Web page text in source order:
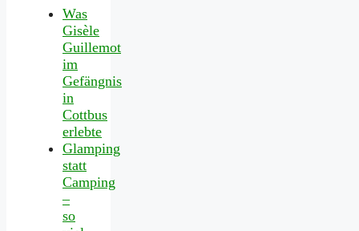
Was
Gisèle
Guillemot
im
Gefängnis
in
Cottbus
erlebte
Glamping
statt
Camping
–
so